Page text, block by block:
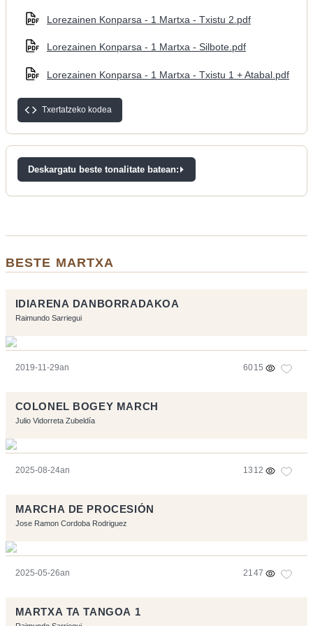
Lorezainen Konparsa - 1 Martxa - Txistu 2.pdf
Lorezainen Konparsa - 1 Martxa - Silbote.pdf
Lorezainen Konparsa - 1 Martxa - Txistu 1 + Atabal.pdf
Txertatzeko kodea
Deskargatu beste tonalitate batean:
BESTE MARTXA
IDIARENA DANBORRADAKOA
Raimundo Sarriegui
2019-11-29an 6015
COLONEL BOGEY MARCH
Julio Vidorreta Zubeldía
2025-08-24an 1312
MARCHA DE PROCESIÓN
Jose Ramon Cordoba Rodriguez
2025-05-26an 2147
MARTXA TA TANGOA 1